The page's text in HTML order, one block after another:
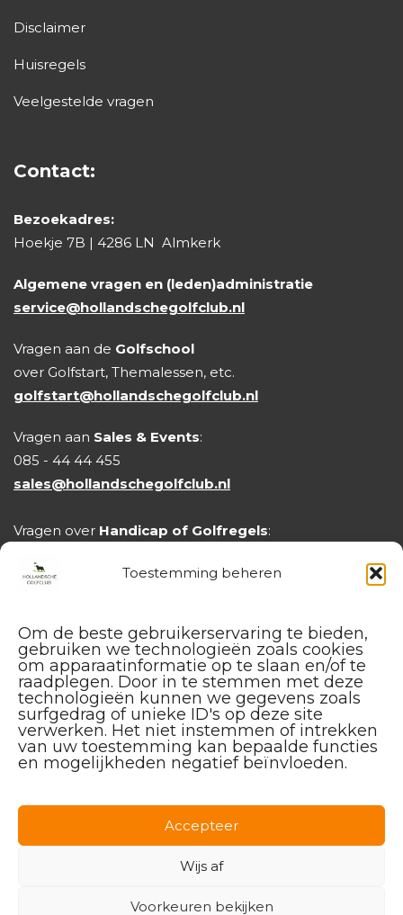
Toestemming beheren
Om de beste gebruikerservaring te bieden,
gebruiken we technologieën zoals cookies
om apparaatinformatie op te slaan en/of te
raadplegen. Door in te stemmen met deze
technologieën kunnen we gegevens zoals
surfgedrag of unieke ID's op deze site
verwerken. Het niet instemmen of intrekken
van uw toestemming kan bepaalde functies
en mogelijkheden negatief beïnvloeden.
Accepteer
Wijs af
Voorkeuren bekijken
Disclaimer
Huisregels
Veelgestelde vragen
Contact:
Bezoekadres:
Hoekje 7B | 4286 LN Almkerk
Algemene vragen en (leden)administratie
service@hollandschegolfclub.nl
Vragen aan de Golfschool
over Golfstart, Themalessen, etc.
golfstart@hollandschegolfclub.nl
Vragen aan Sales & Events:
085 - 44 44 455
sales@hollandschegolfclub.nl
Vragen over Handicap of Golfregels:
Instagram